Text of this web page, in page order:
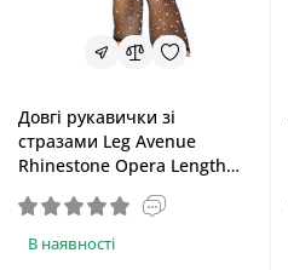
Довгі рукавички зі
стразами Leg Avenue
Rhinestone Opera Length
В наявності